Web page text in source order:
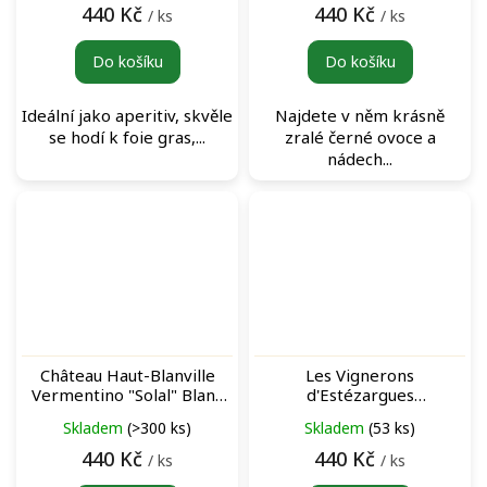
440 Kč / ks
Do košíku
Ideální jako aperitiv, skvěle
se hodí k foie gras,...
440 Kč / ks
Do košíku
Najdete v něm krásně
zralé černé ovoce a
nádech...
Château Haut-Blanville
Vermentino "Solal" Blanc
Skladem (>300 ks)
440 Kč / ks
Les Vignerons
d'Estézargues
Rouge červené víno
Skladem (53 ks)
440 Kč / ks